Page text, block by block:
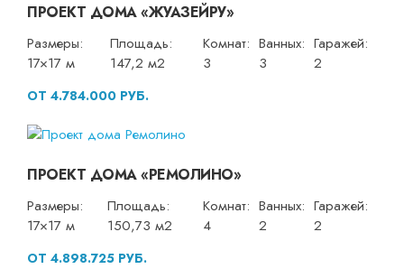
ПРОЕКТ ДОМА «ЖУАЗЕЙРУ»
Размеры:
17×17 м
Площадь:
147,2 м2
Комнат:
3
Ванных:
3
Гаражей:
2
ОТ 4.784.000 РУБ.
ПРОЕКТ ДОМА «РЕМОЛИНО»
Размеры:
17×17 м
Площадь:
150,73 м2
Комнат:
4
Ванных:
2
Гаражей:
2
ОТ 4.898.725 РУБ.